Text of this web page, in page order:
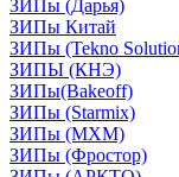
ЗИПы (Дарья)
ЗИПы Китай
ЗИПы (Tekno
ЗИПЫ (КНЭ)
ЗИПы(Bakeoff)
ЗИПы (Starmix)
ЗИПы (МХМ)
ЗИПы (Фростор)